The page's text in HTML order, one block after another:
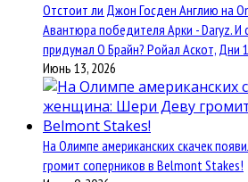
Отстоит ли Джон Госден Англию на
Авантюра победителя Арки - Daryz. И
придумал О Брайн? Ройал Аскот, Дни
Июнь 13, 2026
На Олимпе американских скачек
громит соперников в Belmont Stakes!